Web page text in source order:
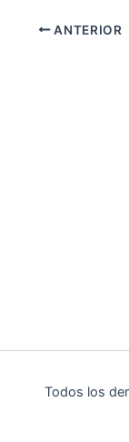
ANTERIOR
Todos los